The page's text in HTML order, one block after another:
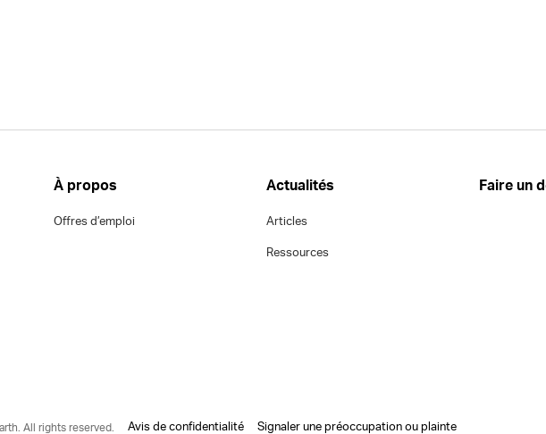
À propos
Offres d’emploi
Actualités
Articles
Ressources
Faire un
All rights reserved. Avis de confidentialité Signaler une préoccupation ou plainte